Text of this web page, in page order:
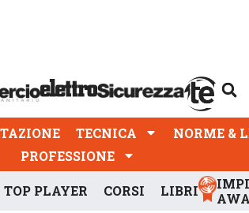
TECNICA NORME &
PROFESSIONE
TOP PLAYER CORSI LIBRI